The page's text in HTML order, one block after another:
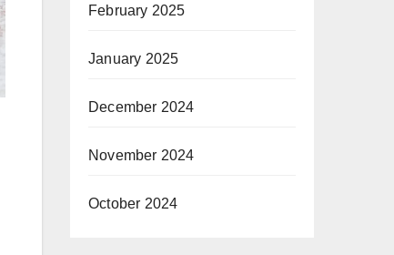
February 2025
January 2025
December 2024
November 2024
October 2024